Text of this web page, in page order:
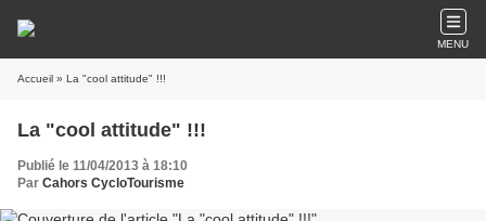
MENU
Accueil » La "cool attitude" !!!
La "cool attitude" !!!
Publié le 11/04/2013 à 18:10
Par Cahors CycloTourisme